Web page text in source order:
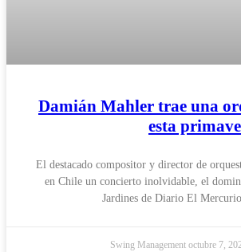
Damián Mahler trae una
esta
El destacado compositor y director de
en Chile un concierto inolvidable, el
Jardines de Diario El
Swing Management octubre 7,